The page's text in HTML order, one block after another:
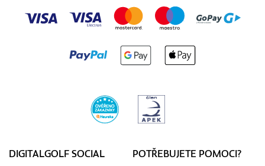
DIGITALGOLF SOCIAL
POTŘEBUJETE POMOCI?